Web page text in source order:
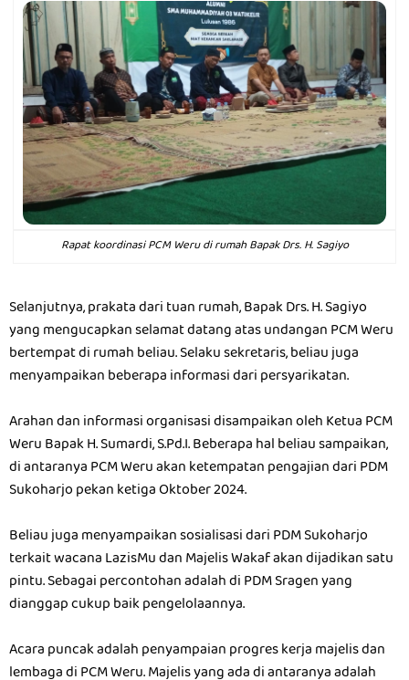
Rapat koordinasi PCM Weru di rumah Bapak Drs. H. Sagiyo
Selanjutnya, prakata dari tuan rumah, Bapak Drs. H. Sagiyo
yang mengucapkan selamat datang atas undangan PCM Weru
bertempat di rumah beliau. Selaku sekretaris, beliau juga
menyampaikan beberapa informasi dari persyarikatan.
Arahan dan informasi organisasi disampaikan oleh Ketua PCM
Weru Bapak H. Sumardi, S.Pd.I. Beberapa hal beliau sampaikan,
di antaranya PCM Weru akan ketempatan pengajian dari PDM
Sukoharjo pekan ketiga Oktober 2024.
Beliau juga menyampaikan sosialisasi dari PDM Sukoharjo
terkait wacana LazisMu dan Majelis Wakaf akan dijadikan satu
pintu. Sebagai percontohan adalah di PDM Sragen yang
dianggap cukup baik pengelolaannya.
Acara puncak adalah penyampaian progres kerja majelis dan
lembaga di PCM Weru. Majelis yang ada di antaranya adalah